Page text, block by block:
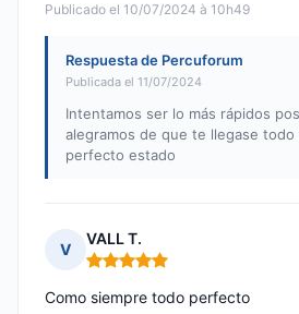
Publicado el 10/07/2024 à 10h49
Respuesta de Percuforum
Publicada el 11/07/2024
Intentamos ser lo más rápidos
alegramos de que te llegase todo
perfecto estado
V
VALL T.
Nota: 5 de 5
Como siempre todo perfecto